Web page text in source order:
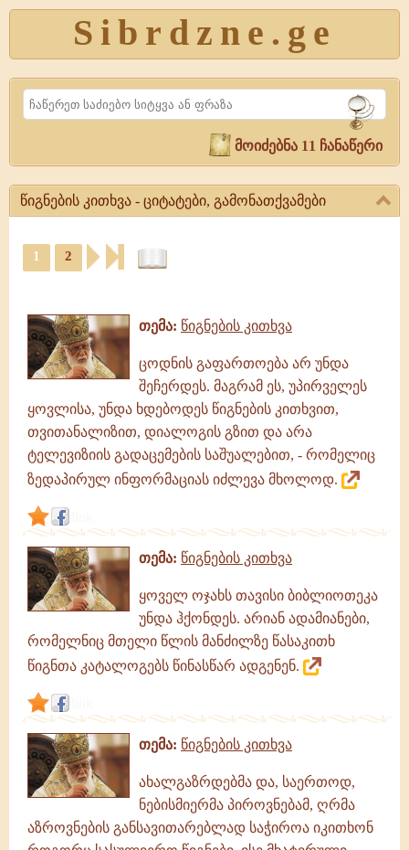
Sibrdzne.ge
Search
მოიძებნა 11 ჩანაწერი
წიგნების კითხვა - ციტატები, გამონათქვამები
კითხვა
წიგნების
კითხვა,
გამონათქვამები,
ციტატები
გამონათქვამები
1 2
თემა: წიგნების კითხვა
ცოდნის გაფართოება არ უნდა
შეჩერდეს. მაგრამ ეს, უპირველეს
ყოვლისა, უნდა ხდებოდეს წიგნების კითხვით,
თვითანალიზით, დიალოგის გზით და არა
ტელევიზიის გადაცემების საშუალებით, - რომელიც
ზედაპირულ ინფორმაციას იძლევა მხოლოდ.
თემა: წიგნების კითხვა
ყოველ ოჯახს თავისი ბიბლიოთეკა
უნდა ჰქონდეს. არიან ადამიანები,
რომელნიც მთელი წლის მანძილზე წასაკითხ
წიგნთა კატალოგებს წინასწარ ადგენენ.
თემა: წიგნების კითხვა
ახალგაზრდებმა და, საერთოდ,
ნებისმიერმა პიროვნებამ, ღრმა
აზროვნების განსავითარებლად საჭიროა იკითხონ